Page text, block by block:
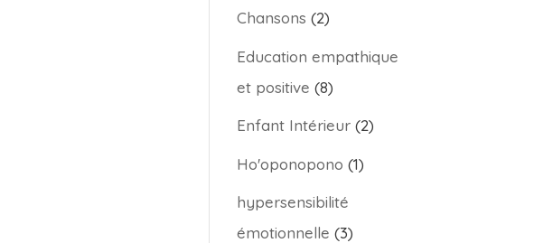
Chansons (2)
Education empathique
et positive (8)
Enfant Intérieur (2)
Ho'oponopono (1)
hypersensibilité
émotionnelle (3)